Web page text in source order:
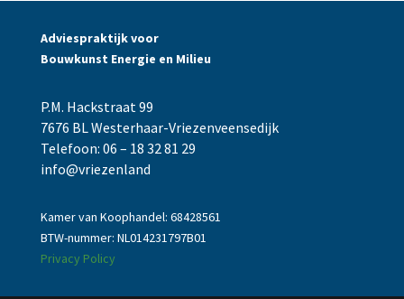
Adviespraktijk voor
Bouwkunst Energie en Milieu
P.M. Hackstraat 99
7676 BL Westerhaar-Vriezenveensedijk
Telefoon: 06 – 18 32 81 29
info@vriezenland
Kamer van Koophandel: 68428561
BTW-nummer: NL014231797B01
Privacy Policy